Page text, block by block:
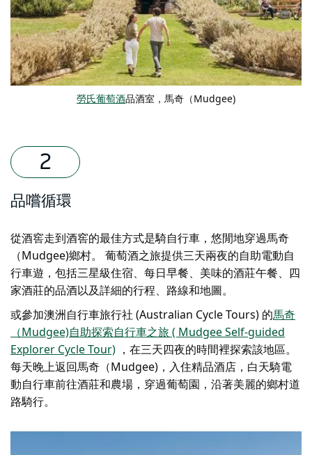
勞氏葡萄酒品酒室，馬奇（Mudgee)
品嚐循環
從酒窖走到酒窖的最佳方式是騎自行車，悠閒地穿過馬奇
（Mudgee)鄉村。 葡萄酒之旅提供三天兩夜的自助電動自
行車遊，包括三星級住宿、每日早餐、美味的酒莊午餐、四
家酒莊的品酒以及詳細的行程、路線和地圖。
或參加澳洲自行車旅行社 (Australian Cycle Tours) 的馬奇
（Mudgee)自助探索自行車之旅 ( Mudgee Self-guided
Explorer Cycle Tour) ，在三天四夜的時間裡探索該地區。
每天晚上返回馬奇（Mudgee)，入住精品酒店，白天騎電
動自行車前往酒莊和農場，穿過葡萄園，沿著美麗的鄉村道
路騎行。